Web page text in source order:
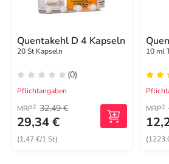
Quentakehl D 4 Kapseln
20 St Kapseln
(0)
Pflichtangaben
MRP2 32,49 €
29,34 €
(1,47 €/1 St)
10 ml
MRP2